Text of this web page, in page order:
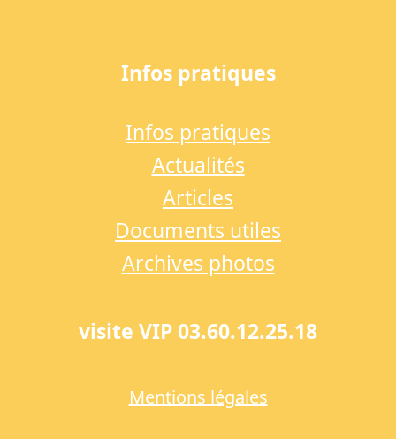
Infos pratiques
Infos pratiques
Actualités
Articles
Documents utiles
Archives photos
visite VIP 03.60.12.25.18
Mentions légales